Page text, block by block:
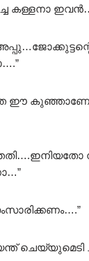
കള്ളനാ
ഈ കുഞ്ഞാണോ